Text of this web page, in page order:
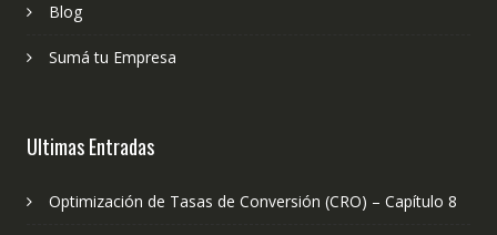
Blog
Sumá tu Empresa
Ultimas Entradas
Optimización de Tasas de Conversión (CRO) – Capítulo 8